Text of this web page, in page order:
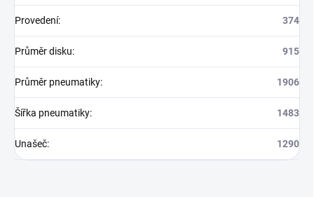
Provedení: 374
Průměr disku: 915
Průměr pneumatiky: 1906
Šířka pneumatiky: 1483
Unašeč: 1290